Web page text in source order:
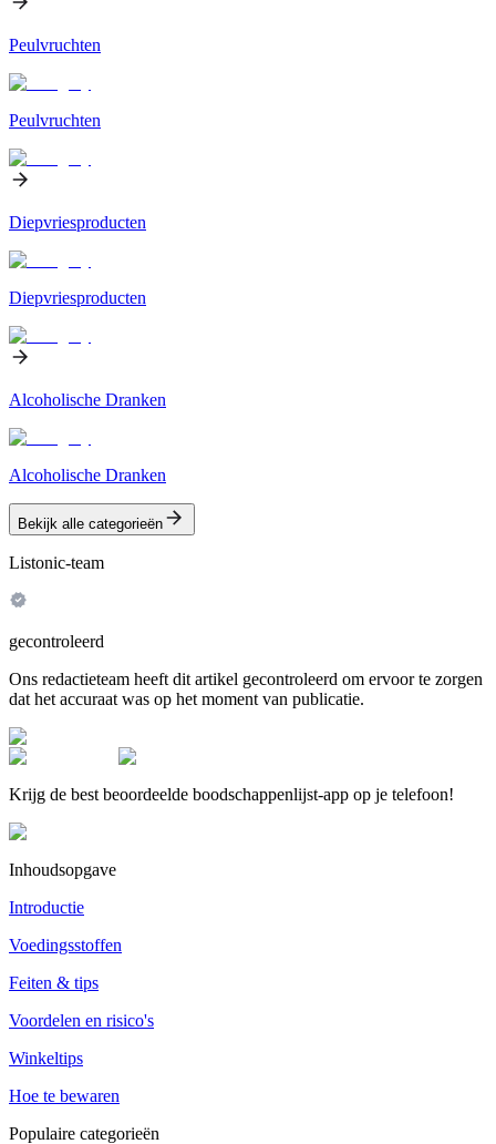
Peulvruchten
Peulvruchten
Diepvriesproducten
Diepvriesproducten
Alcoholische Dranken
Alcoholische Dranken
Bekijk alle categorieën
Listonic-team
gecontroleerd
Ons redactieteam heeft dit artikel gecontroleerd om ervoor te zorgen
dat het accuraat was op het moment van publicatie.
Krijg de best beoordeelde boodschappenlijst-app op je telefoon!
Inhoudsopgave
Introductie
Voedingsstoffen
Feiten & tips
Voordelen en risico's
Winkeltips
Hoe te bewaren
Populaire categorieën